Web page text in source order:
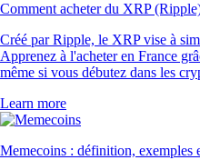
Comment acheter du XRP
Créé par Ripple, le XRP vise à
Apprenez à l'acheter en France
même si vous débutez dans les
Learn more
Memecoins : définition, exemples